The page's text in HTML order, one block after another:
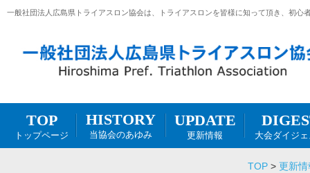
一般社団法人広島県トライアスロン協会は、トライアスロンを皆様に知って頂き、初心
TOP
トップページ
HISTORY
当協会のあゆみ
UPDATE
更新情報 大会ダイジ
TOP > 更新情